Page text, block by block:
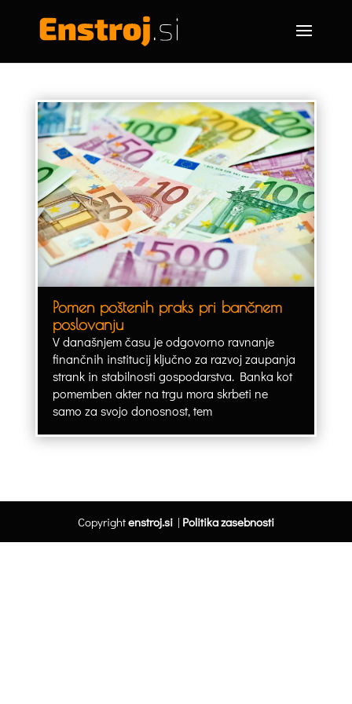
Pomen poštenih praks pri bančnem
poslovanju
V današnjem času je odgovorno ravnanje
finančnih institucij ključno za razvoj zaupanja
strank in stabilnosti gospodarstva. Banka kot
pomemben akter na trgu mora skrbeti ne
samo za svojo donosnost, tem
Copyrightenstroj.si| Politika zasebnosti